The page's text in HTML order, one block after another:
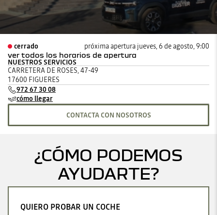
cerrado próxima apertura jueves, 6 de agosto, 9:00
ver todos los horarios de apertura
lunes 09:00 - 13:3015:00 - 20:00
martes
miércoles
jueves
viernes
NUESTROS SERVICIOS
CARRETERA DE ROSES, 47-49
17600 FIGUERES
972 67 30 08
cómo llegar
CONTACTA CON NOSOTROS
¿CÓMO PODEMOS
AYUDARTE?
QUIERO PROBAR UN COCHE